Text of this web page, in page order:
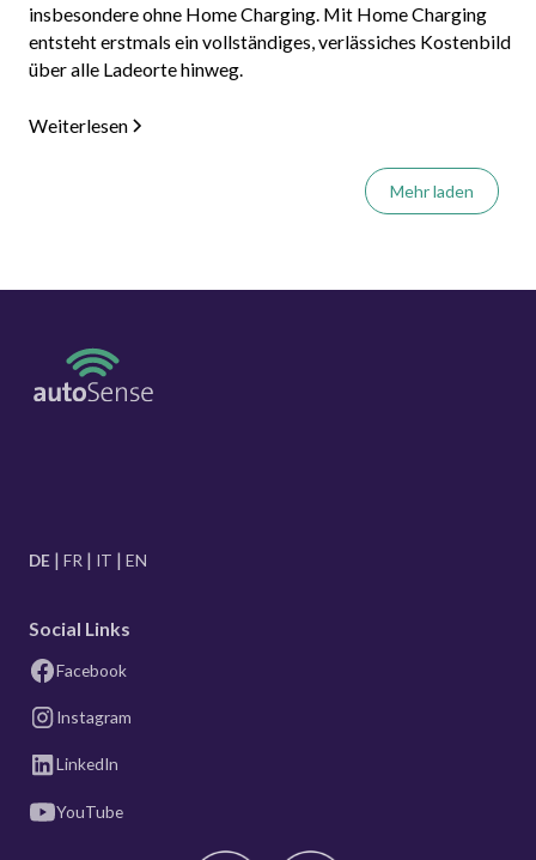
insbesondere ohne Home Charging. Mit Home Charging
entsteht erstmals ein vollständiges, verlässiches Kostenbild
über alle Ladeorte hinweg.
Weiterlesen
Mehr laden
DE FR IT EN
Social Links
Facebook
Instagram
LinkedIn
YouTube